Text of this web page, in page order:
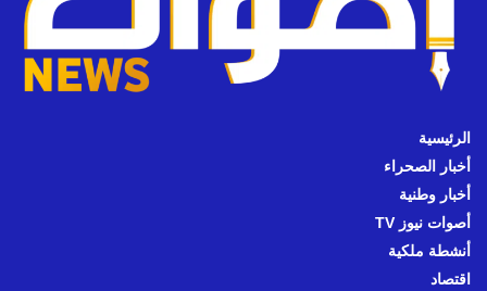
الرئيسية
أخبار الصحراء
أخبار وطنية
أصوات نيوز TV
أنشطة ملكية
اقتصاد